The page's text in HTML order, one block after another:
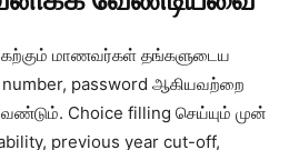
மாணவர்கள் தங்களுடைய
password ஆகியவற்றை
Choice filling செய்யும் முன்
previous year cut-off,